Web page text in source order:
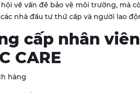
hội về vấn đề bảo vệ môi trường, mà
nhà đầu tư thứ cấp và người lao
cấp nhân
CARE
hàng